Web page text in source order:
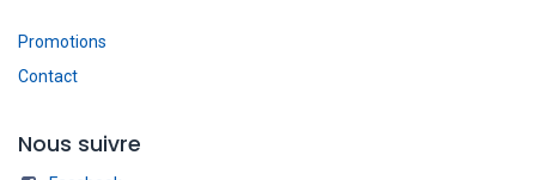
Promotions
Contact
Nous suivre